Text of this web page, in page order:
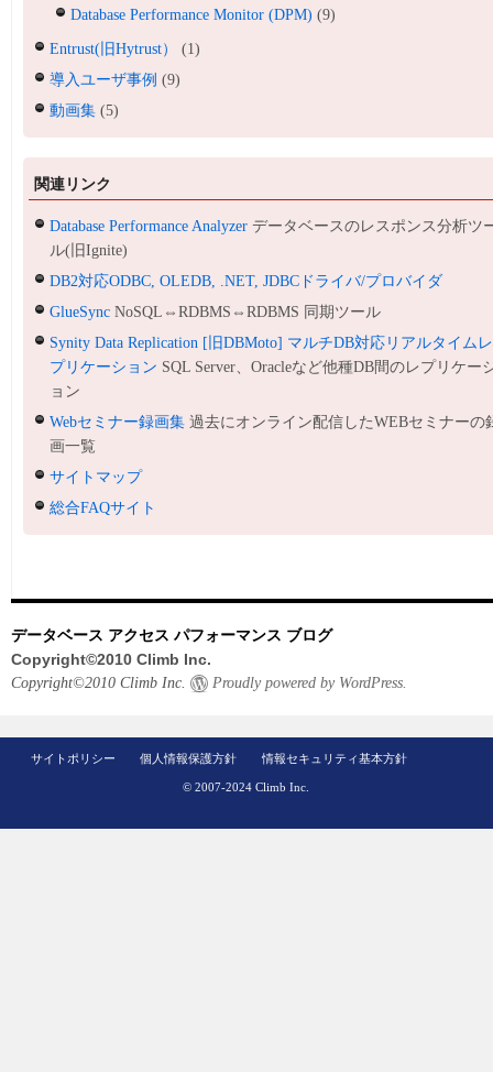
Database Performance Monitor (DPM) (9)
Entrust(旧Hytrust）
(1)
導入ユーザ事例 (9)
動画集 (5)
関連リンク
Database Performance Analyzer データベースのレスポンス分析ツ
ル(旧Ignite)
DB2対応ODBC, OLEDB, .NET, JDBCドライバ/プロバイダ
GlueSync NoSQL⇔RDBMS⇔RDBMS 同期ツール
Synity Data Replication [旧DBMoto] マルチDB対応リアルタイムレ
プリケーション SQL Server、Oracleなど他種DB間のレプリケー
ョン
Webセミナー録画集 過去にオンライン配信したWEBセミナーの
画一覧
サイトマップ
総合FAQサイト
データベース アクセス パフォーマンス ブログ
Copyright©2010 Climb Inc.
Copyright©2010 Climb Inc. Proudly powered by WordPress.
サイトポリシー 個人情報保護方針 情報セキュリティ基本方針
© 2007-2024 Climb Inc.